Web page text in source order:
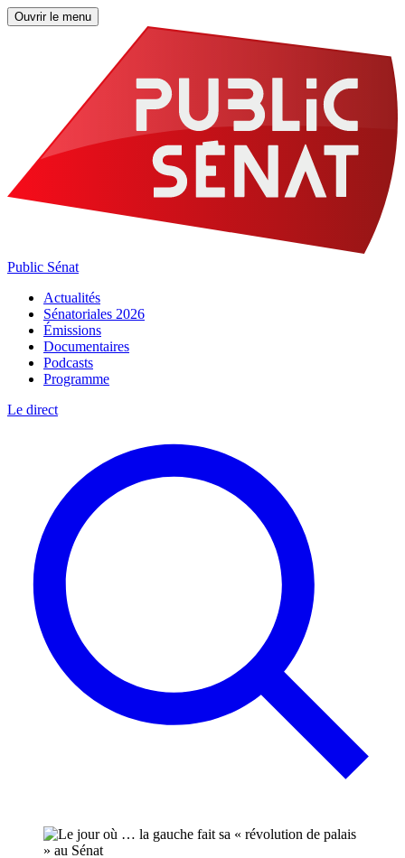
Ouvrir le menu
Public Sénat
Actualités
Sénatoriales 2026
Émissions
Documentaires
Podcasts
Programme
Le direct